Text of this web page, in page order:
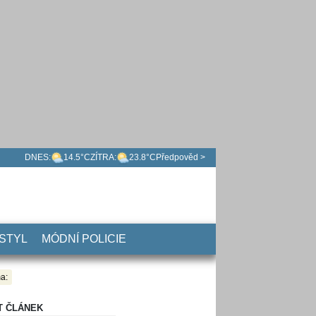
DNES: 14.5°CZÍTRA: 23.8°C Předpověd >
MÓDNÍ POLICIE
ČLÁNEK